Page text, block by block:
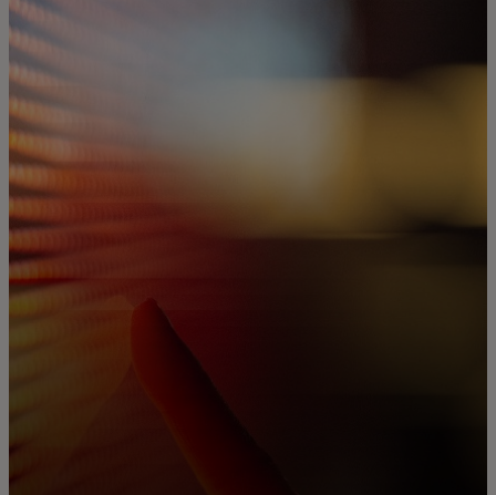
Für Sie
Für Unternehmen
Für die Welt
Für Innovatoren
Neuigkeiten und Trends